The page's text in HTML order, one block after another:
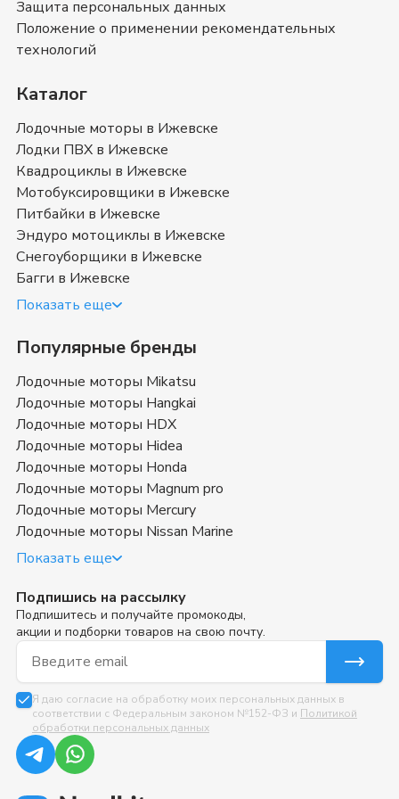
Также вы можете ознакомиться с отзывами
покупателей наАлюминиевые лодки Mikatsuи
оставить свой отзыв.
Ижевске
Позвоните нам по телефону магазина в
(3412) 70-83-47или 8 (800) 351-17-74
удовольствием ответим на все интересующие
вопросы о покупке товаров в категории
Алюминиевые лодки Mikatsu. Быстрая доставка в
Ижевске, Удмуртияи в любой город России.
Защита персональных данных
Положение о применении рекомендательных
технологий
Каталог
Лодочные моторы в Ижевске
Лодки ПВХ в Ижевске
Квадроциклы в Ижевске
Мотобуксировщики в Ижевске
Питбайки в Ижевске
Эндуро мотоциклы в Ижевске
Снегоуборщики в Ижевске
Багги в Ижевске
Показать еще
Популярные бренды
Лодочные моторы Mikatsu
Лодочные моторы Hangkai
Лодочные моторы HDX
Лодочные моторы Hidea
Лодочные моторы Honda
Лодочные моторы Magnum pro
Лодочные моторы Mercury
Лодочные моторы Nissan Marine
Показать еще
Подпишись на рассылку
Подпишитесь и получайте промокоды,
акции и подборки товаров на свою почту.
Email для подписки
Я даю согласие на обработку моих персональных данных в
соответствии с Федеральным законом №152-ФЗ и Политикой
обработки персональных данных